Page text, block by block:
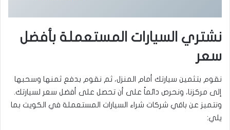
نشتري السيارات المستعملة بأفضل
سعر
نقوم بتثمين سيارتك أمام المنزل، ثم نقوم بدفع ثمنها وسحبها
إلى مركزنا، ونحرص دائماً على أن تحصل على أفضل سعر لسيارتك.
ونتميز عن باقي شركات شراء السيارات المستعملة في الكويت بما
يلي: